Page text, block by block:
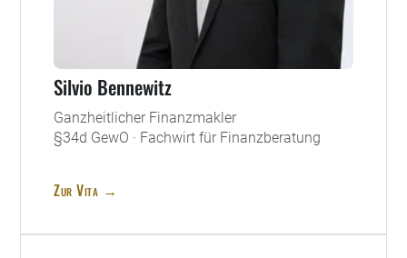
Silvio Bennewitz
Ganzheitlicher Finanzmakler
§34d GewO · Fachwirt für Finanzberatung
Zur Vita →